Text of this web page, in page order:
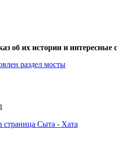
об их истории и интересные